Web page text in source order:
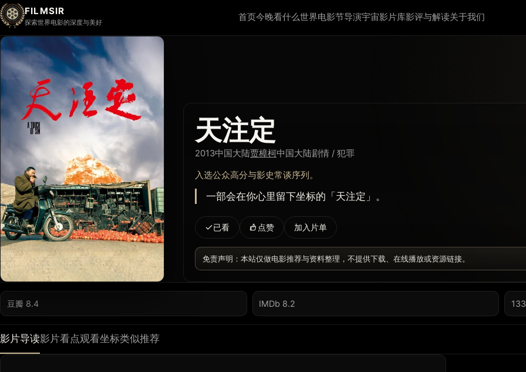
FILMSIR
探索世界电影的深度与美好 首页今晚看什么世界电影节导演宇宙影片库影评与解读关于我们
天注定
2013中国大陆贾樟柯中国大陆剧情 / 犯罪
入选公众高分与影史常谈序列。
一部会在你心里留下坐标的「天注定」。
已看 点赞 加入片单
免责声明：本站仅做电影推荐与资料整理，不提供下载、在线播放或资源链接。
豆瓣 8.4 IMDb 8.2
影片导读影片看点观看坐标类似推荐